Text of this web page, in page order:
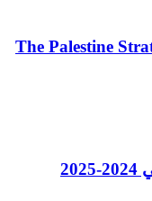
The Palestine
التقرير الاستراتيجي الفلسطيني 2024-2025